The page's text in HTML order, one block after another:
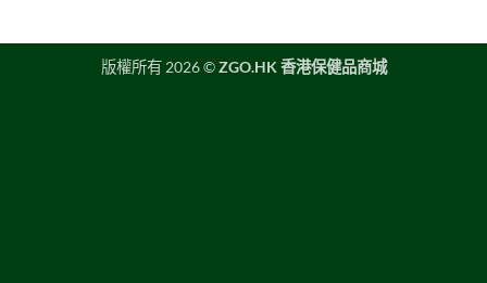
版權所有 2026 ©ZGO.HK 香港保健品商城